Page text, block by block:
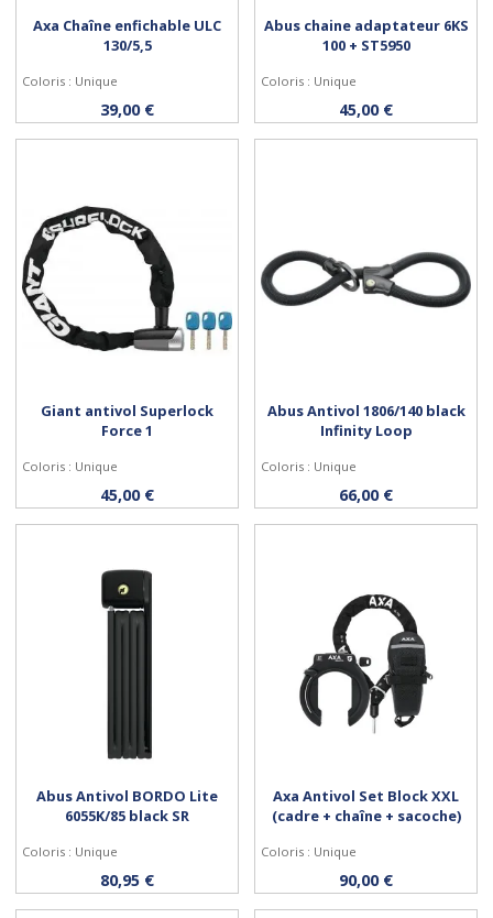
Acheter
Axa Chaîne enfichable ULC
130/5,5
Coloris : Unique
39,00 € Acheter
Abus chaine adaptateur 6KS
100 + ST5950
Coloris : Unique
45,00 €
Acheter
Giant antivol Superlock
Force 1
Coloris : Unique
45,00 € Acheter
Abus Antivol 1806/140 black
Infinity Loop
Coloris : Unique
66,00 €
Acheter
Abus Antivol BORDO Lite
6055K/85 black SR
Coloris : Unique
80,95 € Acheter
Axa Antivol Set Block XXL
(cadre + chaîne + sacoche)
Coloris : Unique
90,00 €